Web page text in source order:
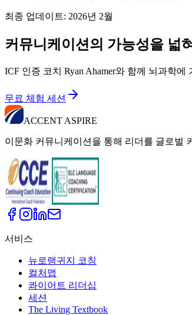
최종 업데이트: 2026년 2월
커뮤니케이션의 가능성을 넓
ICF 인증 코치 Ryan Ahamer와 함께 뇌과학
무료 체험 세션
ACCENT ASPIRE
이문화 커뮤니케이션을 통해 리더를 글로벌
서비스
뉴로랭귀지 코칭
컬처맵
콰이어트 리더십
세션
The Living Textbook